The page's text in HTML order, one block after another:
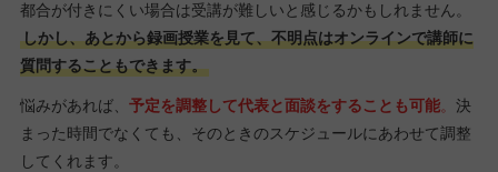
都合が付きにくい場合は受講が難しいと感じるかもしれません。
しかし、あとから録画授業を見て、不明点はオンラインで講師に
質問することもできます。
悩みがあれば、 予定を調整して代表と面談をすることも可能。 決
まった時間でなくても、そのときのスケジュールにあわせて調整
してくれます。